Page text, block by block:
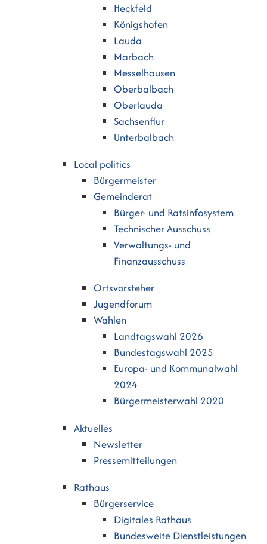
Heckfeld
Königshofen
Lauda
Marbach
Messelhausen
Oberbalbach
Oberlauda
Sachsenflur
Unterbalbach
Local politics
Bürgermeister
Gemeinderat
Bürger- und Ratsinfosystem
Technischer Ausschuss
Verwaltungs- und
Finanzausschuss
Ortsvorsteher
Jugendforum
Wahlen
Landtagswahl 2026
Bundestagswahl 2025
Europa- und Kommunalwahl
2024
Bürgermeisterwahl 2020
Aktuelles
Newsletter
Pressemitteilungen
Rathaus
Bürgerservice
Digitales Rathaus
Bundesweite Dienstleistungen